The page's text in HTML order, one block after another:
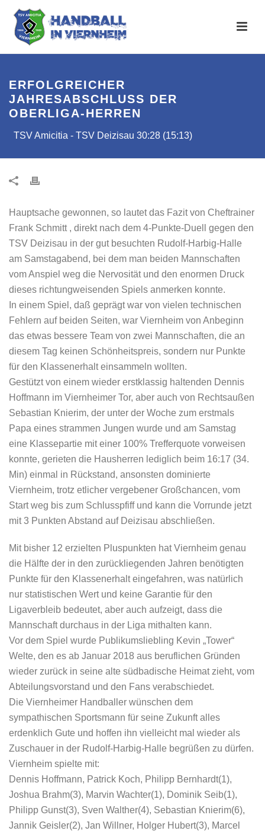
ERFOLGREICHER
JAHRESABSCHLUSS DER
OBERLIGA-HERREN
TSV Amicitia - TSV Deizisau 30:28 (15:13)
Hauptsache gewonnen, so lautet das Fazit von Cheftrainer
Frank Schmitt , direkt nach dem 4-Punkte-Duell gegen den
TSV Deizisau in der gut besuchten Rudolf-Harbig-Halle
am Samstagabend, bei dem man beiden Mannschaften
vom Anspiel weg die Nervosität und den enormen Druck
dieses richtungweisenden Spiels anmerken konnte.
In einem Spiel, daß geprägt war von vielen technischen
Fehlern auf beiden Seiten, war Viernheim von Anbeginn
das etwas bessere Team von zwei Mannschaften, die an
diesem Tag keinen Schönheitspreis, sondern nur Punkte
für den Klassenerhalt einsammeln wollten.
Gestützt von einem wieder erstklassig haltenden Dennis
Hoffmann im Viernheimer Tor, aber auch von Rechtsaußen
Sebastian Knierim, der unter der Woche zum erstmals
Papa eines strammen Jungen wurde und am Samstag
eine Klassepartie mit einer 100% Trefferquote vorweisen
konnte, gerieten die Hausherren lediglich beim 16:17 (34.
Min) einmal in Rückstand, ansonsten dominierte
Viernheim, trotz etlicher vergebener Großchancen, vom
Start weg bis zum Schlusspfiff und kann die Vorrunde jetzt
mit 3 Punkten Abstand auf Deizisau abschließen.
Mit bisher 12 erzielten Pluspunkten hat Viernheim genau
die Hälfte der in den zurückliegenden Jahren benötigten
Punkte für den Klassenerhalt eingefahren, was natürlich
nur statistischen Wert und keine Garantie für den
Ligaverbleib bedeutet, aber auch aufzeigt, dass die
Mannschaft durchaus in der Liga mithalten kann.
Vor dem Spiel wurde Publikumsliebling Kevin „Tower“
Welte, den es ab Januar 2018 aus beruflichen Gründen
wieder zurück in seine alte südbadische Heimat zieht, vom
Abteilungsvorstand und den Fans verabschiedet.
Die Viernheimer Handballer wünschen dem
sympathischen Sportsmann für seine Zukunft alles
erdenklich Gute und hoffen ihn vielleicht mal wieder als
Zuschauer in der Rudolf-Harbig-Halle begrüßen zu dürfen.
Viernheim spielte mit:
Dennis Hoffmann, Patrick Koch, Philipp Bernhardt(1),
Joshua Brahm(3), Marvin Wachter(1), Dominik Seib(1),
Philipp Gunst(3), Sven Walther(4), Sebastian Knierim(6),
Jannik Geisler(2), Jan Willner, Holger Hubert(3), Marcel